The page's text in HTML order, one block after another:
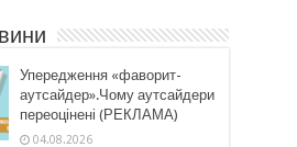
Упередження «фаворит-
аутсайдер».Чому аутсайдери
переоцінені (РЕКЛАМА)
04.08.2026